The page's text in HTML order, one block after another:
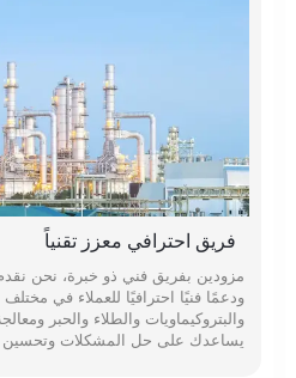
فريق احترافي معزز تقنياً
مزودين بفريق فني ذو خبرة، نحن
ودعمًا فنيًا احترافيًا للعملاء في
والبتروكيماويات والطلاء والحبر
يساعدك على حل المشكلات وتحسين